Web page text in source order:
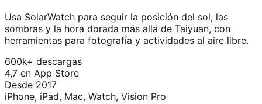
Usa SolarWatch para seguir la posición del sol, las
sombras y la hora dorada más allá de Taiyuan, con
herramientas para fotografía y actividades al aire libre.
600k+ descargas
4,7 en App Store
Desde 2017
iPhone, iPad, Mac, Watch, Vision Pro